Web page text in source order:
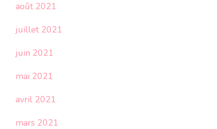
août 2021
juillet 2021
juin 2021
mai 2021
avril 2021
mars 2021